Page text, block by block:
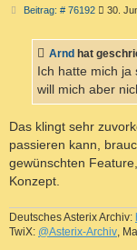
Beitrag: # 76192B
r
a
30.
Arnd hat
Ich hatte mich
will mich aber
Das klingt sehr
passieren kann,
gewünschten
Konzept.
Deutsches Asterix Archiv:
TwiX: @Asterix-Archiv,